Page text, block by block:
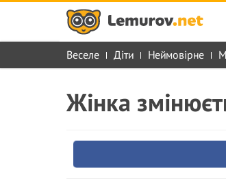
Веселе Діти Неймовірне
Жінка